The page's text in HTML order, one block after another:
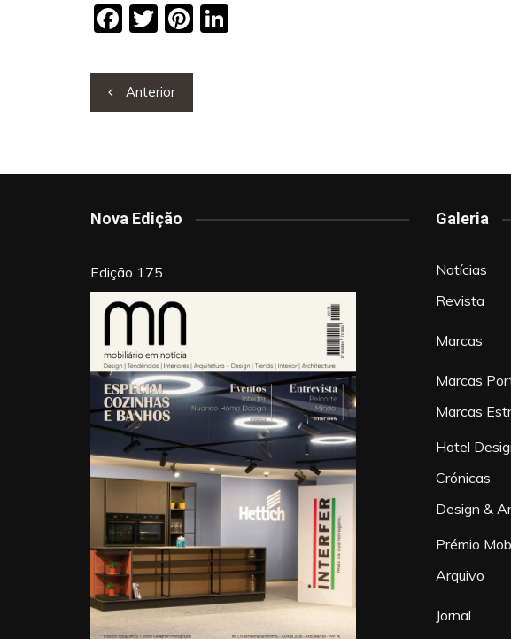
F
c
e
k
T
itt
er
Pi
Navegação
de
Anterior
Nova Edição
Edição 175
Galeria
Notícias
Revista
Marcas
Marcas
Marcas
Hotel
Crónicas
Design &
Prémio
Arquivo
Jornal